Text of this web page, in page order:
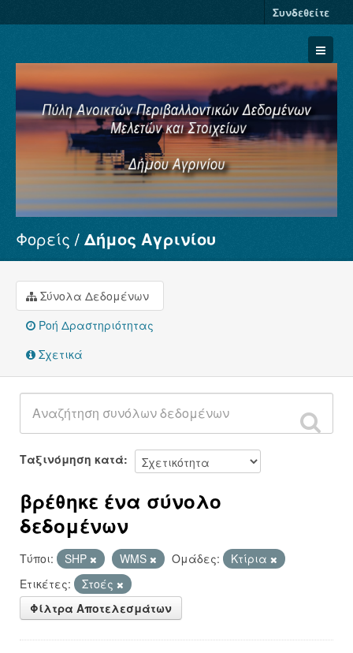
Συνδεθείτε
Σύνολα Δεδομένων
Φορείς
Ομάδες
Σχετικά
Φορείς Δήμος Αγρινίου
Σύνολα Δεδομένων
Ροή Δραστηριότητας
Σχετικά
Ταξινόμηση κατά
βρέθηκε ένα σύνολο
δεδομένων
Τύποι: SHP WMS Ομάδες:
Κτίρια
Ετικέτες:
Στοές
Φίλτρα Αποτελεσμάτων